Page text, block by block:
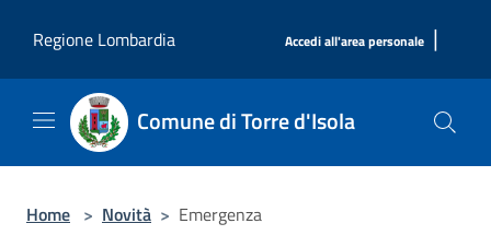
Regione Lombardia
Accedi all'area personale |
Comune di Torre d'Isola
Home > Novità > Emergenza